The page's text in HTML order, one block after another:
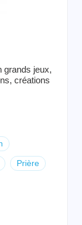
grands jeux,
créations
Prière